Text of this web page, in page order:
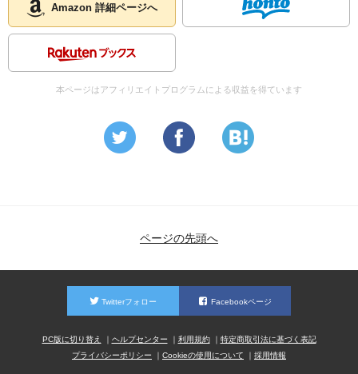
Amazon 詳細ページへ
本ページはアフィリエイトプログラムによる収益を得ています
ページの先頭へ
Twitterフォロー Facebookページ
PC版に切り替え ヘルプセンター 利用規約
特定商取引法に基づく表記
プライバシーポリシー
Cookieの使用について 採用情報